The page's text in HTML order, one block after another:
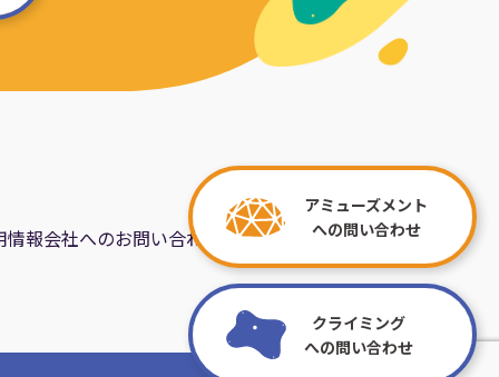
アミューズメント
への問い合わせ
クライミング
への問い合わせ
情報会社へのお問い合わせ